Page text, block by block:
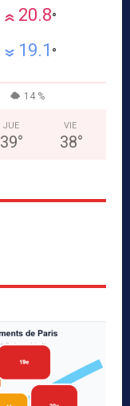
20.8°
19.1 °
14 %
JUE
39°
VIE
38°